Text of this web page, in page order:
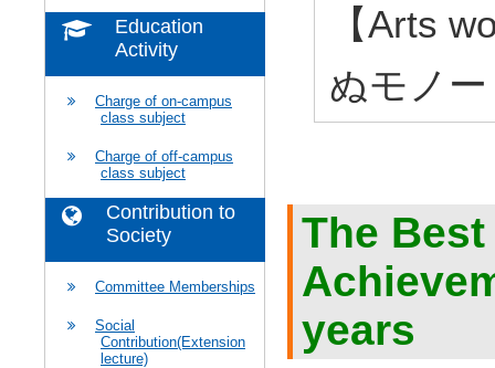
Education
Activity
Charge of on-campus
class subject
Charge of off-campus
class subject
Contribution to
Society
Committee Memberships
Social
Contribution(Extension
lecture)
【Arts
ぬモノ
The
years